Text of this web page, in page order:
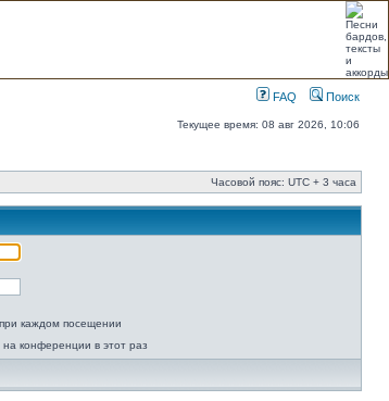
FAQ Поиск
Текущее время: 08 авг 2026, 10:06
Часовой пояс: UTC + 3 часа
каждом посещении
конференции в этот раз